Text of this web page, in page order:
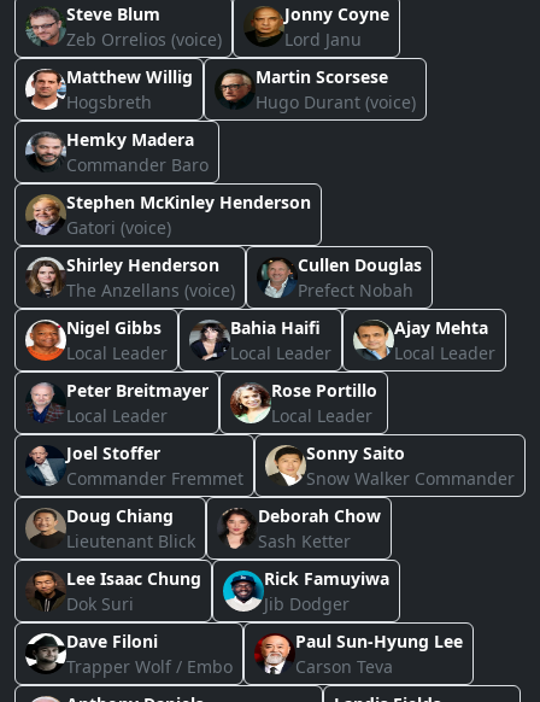
Steve Blum
Zeb Orrelios (voice)
Jonny Coyne
Lord Janu
Matthew Willig
Hogsbreth
Martin Scorsese
Hugo Durant (voice)
Hemky Madera
Commander Baro
Stephen McKinley Henderson
Gatori (voice)
Shirley Henderson
The Anzellans (voice)
Cullen Douglas
Prefect Nobah
Nigel Gibbs
Local Leader
Bahia Haifi
Local Leader
Ajay Mehta
Local Leader
Peter Breitmayer
Local Leader
Rose Portillo
Local Leader
Joel Stoffer
Commander Fremmet
Sonny Saito
Snow Walker Commander
Doug Chiang
Lieutenant Blick
Deborah Chow
Sash Ketter
Lee Isaac Chung
Dok Suri
Rick Famuyiwa
Jib Dodger
Dave Filoni
Trapper Wolf / Embo
Paul Sun-Hyung Lee
Carson Teva